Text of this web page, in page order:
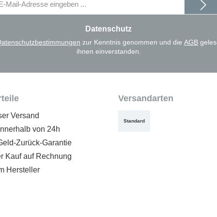
Datenschutz
zur Kenntnis genommen und die AGB
ihnen einverstanden.
Versand
von 24h
Zurück-Garantie
Kauf auf Rechnung
Hersteller
Versandarten
Standard